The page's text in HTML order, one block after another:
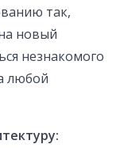
так,
новый
незнакомого
любой